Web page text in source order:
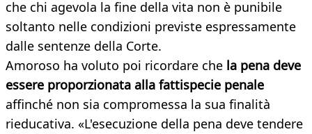
che chi agevola la fine della vita non è punibile
soltanto nelle condizioni previste espressamente
dalle sentenze della Corte.
Amoroso ha voluto poi ricordare che la pena deve
essere proporzionata alla fattispecie penale
affinché non sia compromessa la sua finalità
rieducativa. «L'esecuzione della pena deve tendere